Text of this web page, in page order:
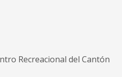
Recreacional del Cantón